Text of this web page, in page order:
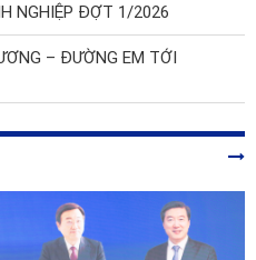
NGHIỆP ĐỢT 1/2026
– ĐƯỜNG EM TỚI